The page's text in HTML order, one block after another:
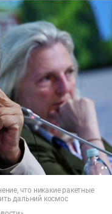
что никакие ракетные
дальний космос